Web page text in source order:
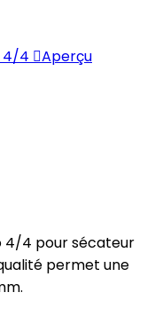
Aperçu
4/4 pour sécateur
permet une